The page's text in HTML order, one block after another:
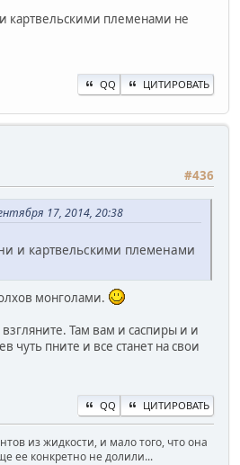
картвельскими племенами не
QQ ЦИТИРОВАТЬ
#436
17, 2014, 20:38
и картвельскими племенами
монголами.
Там вам и саспиры и и
чуть пните и все станет на свои
QQ ЦИТИРОВАТЬ
из жидкости, и мало того, что она
ее конкретно не долили...